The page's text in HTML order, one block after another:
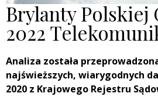
Brylanty Polskiej
2022
Analiza została
najświeższych, wiarygodnych
2020 z Krajowego Rejestru